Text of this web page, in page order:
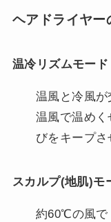
ヘアドライヤー
温冷リズムモード
温風と冷風が
温風で温め
びをキープさ
スカルプ(地肌)モ
約60℃の風で